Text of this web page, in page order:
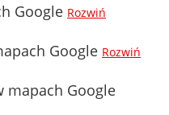
Google Rozwiń
Google Rozwiń
mapach Google